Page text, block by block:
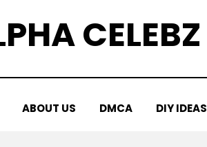
CELEBZ
ABOUT US DMCA DIY IDEAS